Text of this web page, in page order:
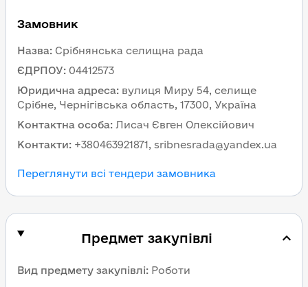
Замовник
Назва: Cрібнянська селищна рада
ЄДРПОУ: 04412573
Юридична адреса: вулиця Миру 54, селище
Срібне, Чернігівська область, 17300, Україна
Контактна особа: Лисач Євген Олексійович
Контакти: +380463921871, sribnesrada@yandex.ua
Переглянути всі тендери замовника
Предмет закупівлі
Вид предмету закупівлі: Роботи